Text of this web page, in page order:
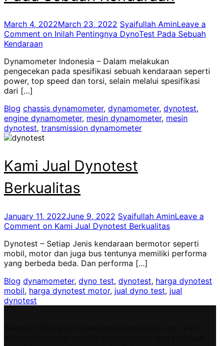
March 4, 2022March 23, 2022 Syaifullah AminLeave a
Comment on Inilah Pentingnya DynoTest Pada Sebuah
Kendaraan
Dynamometer Indonesia – Dalam melakukan
pengecekan pada spesifikasi sebuah kendaraan seperti
power, top speed dan torsi, selain melalui spesifikasi
dari […]
Blog chassis dynamometer, dynamometer, dynotest,
engine dynamometer, mesin dynamometer, mesin
dynotest, transmission dynamometer
Kami Jual Dynotest
Berkualitas
January 11, 2022June 9, 2022 Syaifullah AminLeave a
Comment on Kami Jual Dynotest Berkualitas
Dynotest – Setiap Jenis kendaraan bermotor seperti
mobil, motor dan juga bus tentunya memiliki performa
yang berbeda beda. Dan performa […]
Blog dynamometer, dyno test, dynotest, harga dynotest
mobil, harga dynotest motor, jual dyno test, jual
dynotest